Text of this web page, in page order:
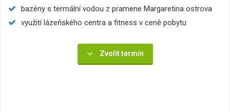
bazény s termální vodou z pramene Margaretina ostrova
využití lázeňského centra a fitness v ceně pobytu
Zvolit termín